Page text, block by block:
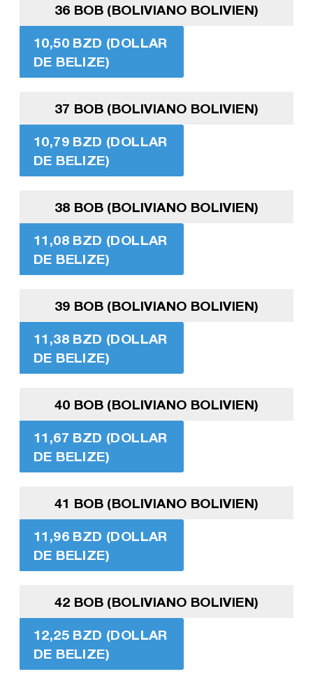
36 BOB (BOLIVIANO BOLIVIEN)
10,50 BZD (DOLLAR
DE BELIZE)
37 BOB (BOLIVIANO BOLIVIEN)
10,79 BZD (DOLLAR
DE BELIZE)
38 BOB (BOLIVIANO BOLIVIEN)
11,08 BZD (DOLLAR
DE BELIZE)
39 BOB (BOLIVIANO BOLIVIEN)
11,38 BZD (DOLLAR
DE BELIZE)
40 BOB (BOLIVIANO BOLIVIEN)
11,67 BZD (DOLLAR
DE BELIZE)
41 BOB (BOLIVIANO BOLIVIEN)
11,96 BZD (DOLLAR
DE BELIZE)
42 BOB (BOLIVIANO BOLIVIEN)
12,25 BZD (DOLLAR
DE BELIZE)